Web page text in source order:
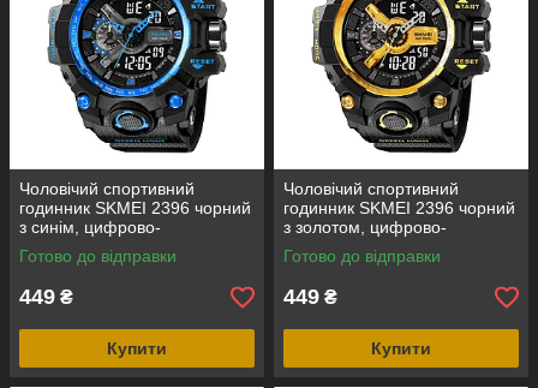
Чоловічий спортивний
годинник SKMEI 2396 чорний
з синім, цифрово-
аналоговий, водозахист 5
ATM
Готово до відправки
449 ₴
Купити
Чоловічий спортивний
годинник SKMEI 2396 чорний
з золотом, цифрово-
аналоговий, водозахист 5
ATM
Готово до відправки
449 ₴
Купити